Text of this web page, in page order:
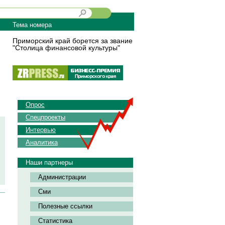
Тема номера
Приморский край борется за звание
"Столица финансовой культуры"
Опрос
Спецпроекты
Интервью
Аналитика
Наши партнеры
Администрации
Сми
Полезные ссылки
Статистика